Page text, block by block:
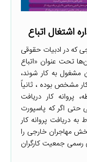
اشتغال اتباع
خارجی که در ادبیات حقوقی
تحت عنوان «اتباع
مشغول به کار شوند،
مشخص بوده ، ثانیاً
پروانه کار دریافت
حتی اگر که پاسپورت
به دریافت پروانه کار
مهاجران خارجی را
رسمی جمعیت کارگران